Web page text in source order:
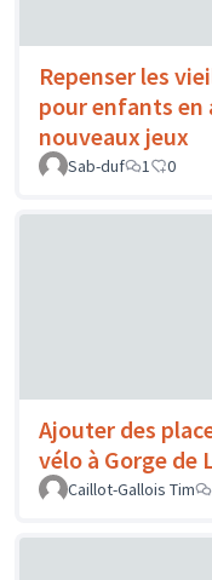
Repenser les
pour enfants
nouveaux jeux
Sab-duf 1 0
Ajouter des
vélo à Gorge de
Caillot-Gallois Tim